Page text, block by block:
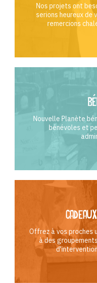
Nos projets ont
serions heureux de
remercions
Nouvelle Planète
bénévoles et
Offrez à vos proches
à des